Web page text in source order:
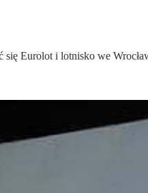
się Eurolot i lotnisko we